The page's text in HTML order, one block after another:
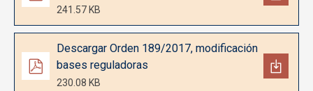
241.57 KB
Documento
Descargar Orden 189/2017, modificación
bases reguladoras
230.08 KB